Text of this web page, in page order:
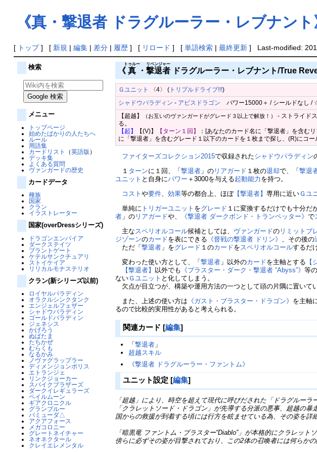
《真・撃退者 ドラグルーラー・レブナント
[ トップ] [ 新規 | 編集| 差分| 履歴] [ リロード ] [ 単語検索| 最終更新] Last-modified:
検索
メニュー
トップページ
始めたばかりの人たちへ
ルール
用語集
カードリスト
（英語版 ）
デッキ集
よくある質問
ヴァンガードの歴史
カードデータ
種族
国家
クラン
イラストレーター
国家(overDressシリーズ)
ドラゴンエンパイア
ダークステイツ
ブラントゲート
ケテルサンクチュアリ
ストイケイア
リリカルモナステリオ
クラン(新シリーズ以前)
ロイヤルパラディン
オラクルシンクタンク
エンジェルフェザー
シャドウパラディン
ゴールドパラディン
ジェネシス
かげろう
ぬばたま
たちかぜ
むらくも
なるかみ
ノヴァグラップラー
ディメンジョンポリス
エトランジェ
リンクジョーカー
スパイクブラザーズ
ダークイレギュラーズ
ペイルムーン
ギアクロニクル
グランブルー
バミューダ△
アクアフォース
メガコロニー
グレートネイチャー
ネオネクタール
クレイエレメンタル
《 真
トゥルー
・撃退者
リベンジャー
ドラグルーラー・レブナント/True
Ｇユニット 〈4〉 ( トリプルドライブ!!!)
シャドウパラディン - アビスドラゴン
パワー15000＋ / シールドなし /
【超越】
（お互いのヴァンガードがグレード３以上で解放！）
- ストライド
る。
【起】
【(V)】 【ターン１回】
：[あなたのカード名に「撃退者」を含む
に「撃退者」を含むグレード１以下のカードを１枚まで探し、(R)にコ
ファイターズコレクション2015で収録されたシャドウパラディン
１ ターンに１回、「撃退者 」の リアガード １枚の退却で、「撃退
ユニット と自身にパワー ＋3000を与える起動能力 を持つ。
コストや要件 、効果等の都合上、ほぼ【撃退者】専用に近い Ｇユ
単純に トリガーユニット をグレード １に変換するだけでも十分だが
者 」の リアガードや、 《撃退者 ダークボンド・トランペッター》で
主な スペリオルコール候補としては、 ヴァンガードの リミットブ
ジゾーンのカードを表にできる 《督戦の撃退者 ドリン》 、その後の
ただ「撃退者 」をグレード １のカードを スペリオルコールするだ
変わった使い方として、「撃退者 」以外のカードを主軸とする
【撃退者】
以外でも 《ブラスター・ダーク・撃退者 “Abyss”》等
ない Ｇユニット と化してしまう。
欠点が目立つが、構築や運用方法の一つとして頭の片隅に置いて
また、上述の使い方は 《ガスト・ブラスター・ドラゴン》 を主軸
るので比較的実用性があると考えられる。
関連カード [編集]
「撃退者 」
超越スキル
《撃退者 ドラグルーラー・ファントム》
ユニット設定 [編集]
「超越」により、時空を超えて現代に呼びだされた「ドラグルーラ
「クラレットソード・ドラゴン」が先導する分派の悪事、超越の暴
国からの救援が到着する頃には行方を眩ませている為、その姿を詳
「暗黒竜 ファントム・ブラスター“Diablo”」が本格的にクラレット
傍らに必ずその姿が目撃されており、この2体の召喚者には何らか